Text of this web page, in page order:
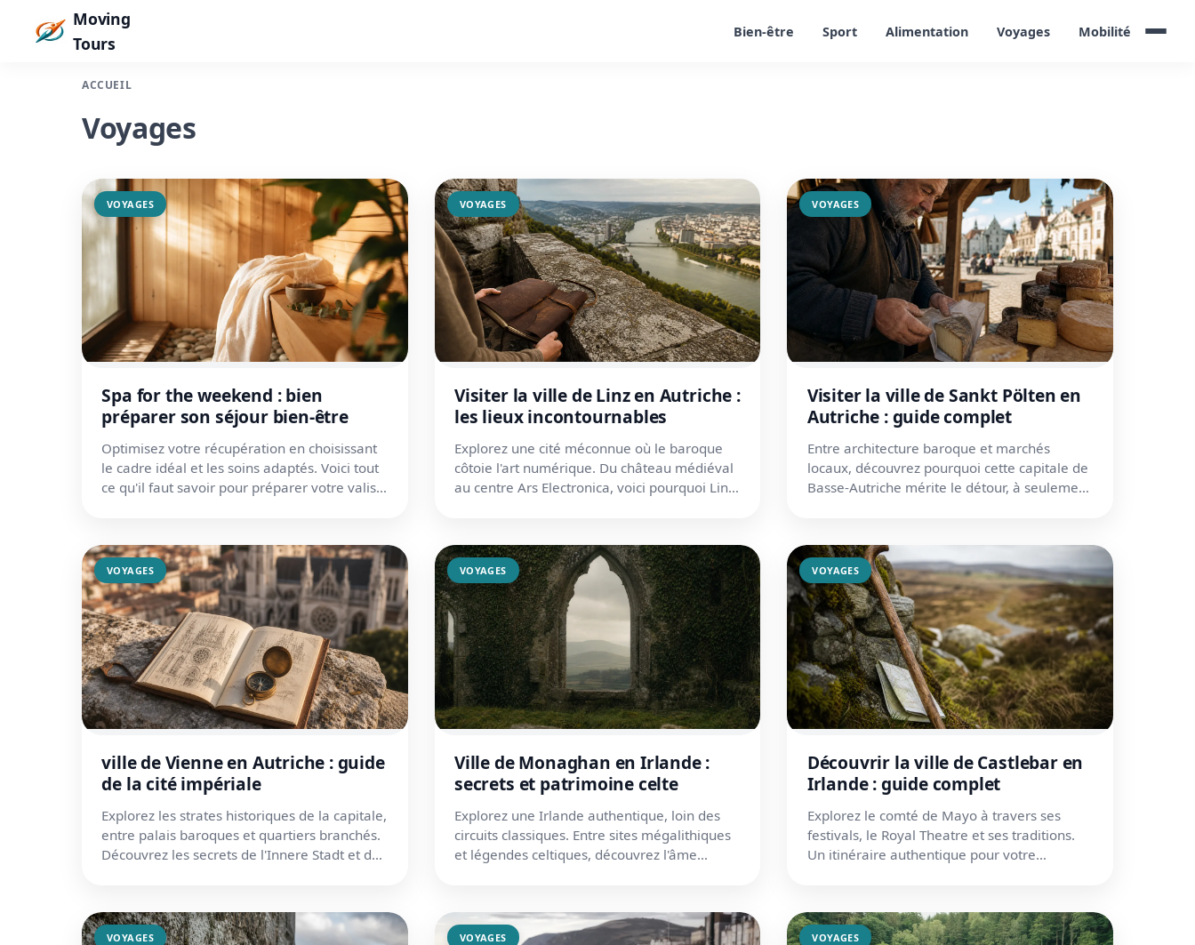
Moving
Tours
Bien-être Sport Alimentation Voyages Mobilité
ACCUEIL
Voyages
VOYAGES
Spa for the weekend : bien
préparer son séjour bien-être
Optimisez votre récupération en choisissant
le cadre idéal et les soins adaptés. Voici tout
ce qu'il faut savoir pour préparer votre valise
VOYAGES
Visiter la ville de Linz en Autriche :
les lieux incontournables
Explorez une cité méconnue où le baroque
côtoie l'art numérique. Du château médiéval
au centre Ars Electronica, voici pourquoi Linz
VOYAGES
Visiter la ville de Sankt Pölten en
Autriche : guide complet
Entre architecture baroque et marchés
locaux, découvrez pourquoi cette capitale de
Basse-Autriche mérite le détour, à seulement
VOYAGES
ville de Vienne en Autriche : guide
de la cité impériale
Explorez les strates historiques de la capitale,
entre palais baroques et quartiers branchés.
Découvrez les secrets de l'Innere Stadt et de
VOYAGES
Ville de Monaghan en Irlande :
secrets et patrimoine celte
Explorez une Irlande authentique, loin des
circuits classiques. Entre sites mégalithiques
et légendes celtiques, découvrez l'âme
VOYAGES
Découvrir la ville de Castlebar en
Irlande : guide complet
Explorez le comté de Mayo à travers ses
festivals, le Royal Theatre et ses traditions.
Un itinéraire authentique pour votre
VOYAGES VOYAGES VOYAGES